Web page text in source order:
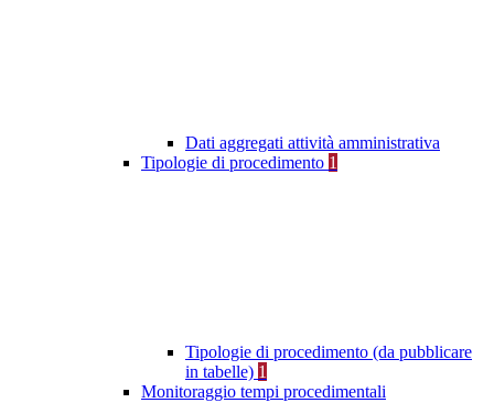
Dati aggregati attività amministrativa
Tipologie di procedimento 1
Tipologie di procedimento (da pubblicare
in tabelle) 1
Monitoraggio tempi procedimentali